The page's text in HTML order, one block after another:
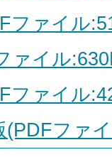
ファイル
ァイル
ファイル
(PDFファ